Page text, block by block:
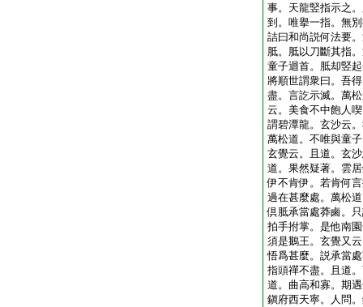
事。天龍竪指示之
到。唯擧一指。無
詰曰和尚説何法要
胝。胝以刀斷其指
童子迴首。胝却竪
將順世謂衆曰。吾
盡。言訖示滅。萬
云。美食不中飽人
謂碧潭龍。玄沙云
萬松道。不唯與童
玄覺云。且道。玄
道。果然疑著。雲
伊不肯伊。若肯何
過在甚麼處。萬松
倶胝承當處莽鹵。
拍手拊掌。是他南
須是鵝王。玄覺又
悟爲甚麼。説承當
指頭禪不盡。且道
道。曲高和寡。期
鎭府西天寧。人問